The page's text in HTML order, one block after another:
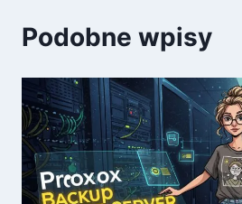
Podobne wpisy